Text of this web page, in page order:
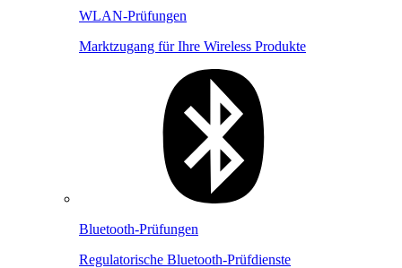
WLAN-Prüfungen
Marktzugang für Ihre Wireless Produkte
Bluetooth-Prüfungen
Regulatorische Bluetooth-Prüfdienste